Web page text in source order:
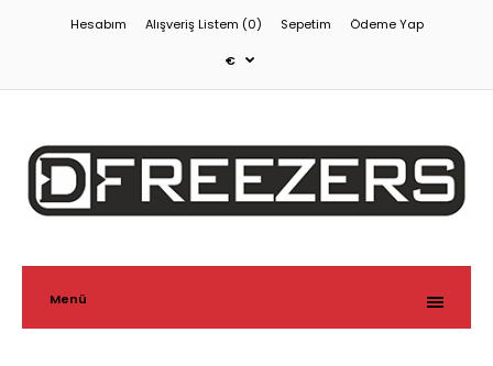
Hesabım Alışveriş Listem (0) Sepetim Ödeme Yap
€
Menü